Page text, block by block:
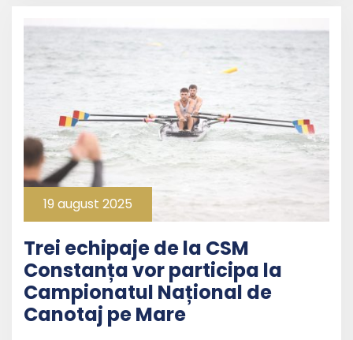
19 august 2025
Trei echipaje de la CSM
Constanța vor participa la
Campionatul Național de
Canotaj pe Mare